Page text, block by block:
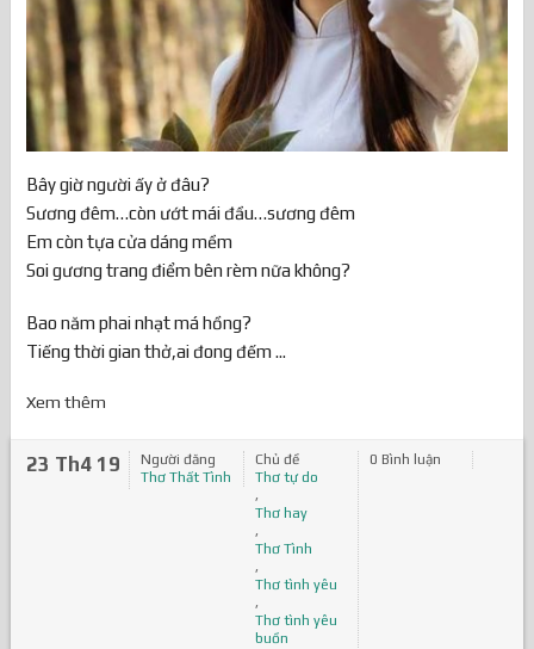
Bây giờ người ấy ở đâu?
Sương đêm…còn ướt mái đầu…sương đêm
Em còn tựa cửa dáng mềm
Soi gương trang điểm bên rèm nữa không?
Bao năm phai nhạt má hồng?
Tiếng thời gian thở,ai đong đếm ...
Xem thêm
23 Th4 19
Người đăng
Thơ Thất Tình
Chủ đề
Thơ tự do
,
Thơ hay
,
Thơ Tình
,
Thơ tình yêu
,
Thơ tình yêu
buồn
0 Bình luận